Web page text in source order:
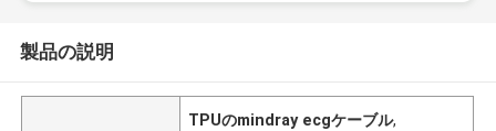
製品の説明
TPUのmindray ecgケーブル,